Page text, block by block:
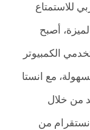
للاستمتاع
أصبح
الكمبيوتر
مع انستا
من خلال
من